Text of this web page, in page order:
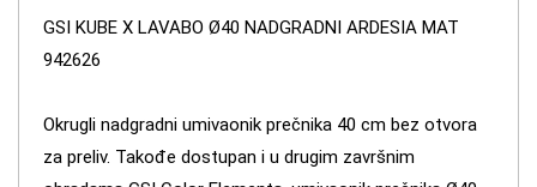
GSI KUBE X LAVABO Ø40 NADGRADNI ARDESIA MAT
942626
Okrugli nadgradni umivaonik prečnika 40 cm bez otvora
za preliv. Takođe dostupan i u drugim završnim